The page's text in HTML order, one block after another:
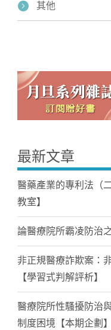
其他
最新文章
醫藥產業的專利法（
教室】
論醫療院所霸凌防治
非正規醫療詐欺案：
【學習式判解評析】
醫療院所性騷擾防治
制度困境【本期企劃】